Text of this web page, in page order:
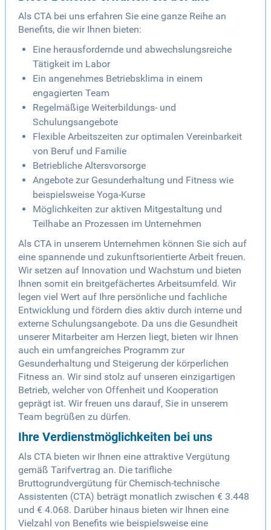
Als CTA bei uns erfahren Sie eine ganze Reihe an
Benefits, die wir Ihnen bieten:
Eine herausfordernde und abwechslungsreiche
Tätigkeit im Labor
Ein angenehmes Betriebsklima in einem
engagierten Team
Regelmäßige Weiterbildungs- und
Schulungsangebote
Flexible Arbeitszeiten zur optimalen Vereinbarkeit
von Beruf und Familie
Betriebliche Altersvorsorge
Angebote zur Gesunderhaltung und Fitness wie
beispielsweise Yoga-Kurse
Möglichkeiten zur aktiven Mitgestaltung und
Teilhabe an Prozessen im Unternehmen
Als CTA in unserem Unternehmen können Sie sich auf
eine spannende und zukunftsorientierte Arbeit freuen.
Wir setzen auf Innovation und Wachstum und bieten
Ihnen somit ein breitgefächertes Arbeitsumfeld. Wir
legen viel Wert auf Ihre persönliche und fachliche
Entwicklung und fördern dies aktiv durch interne und
externe Schulungsangebote. Da uns die Gesundheit
unserer Mitarbeiter am Herzen liegt, bieten wir Ihnen
auch ein umfangreiches Programm zur
Gesunderhaltung und Steigerung der körperlichen
Fitness an. Wir sind stolz auf unseren einzigartigen
Betrieb, welcher von Offenheit und Kooperation
geprägt ist. Wir freuen uns darauf, Sie in unserem
Team begrüßen zu dürfen.
Ihre Verdienstmöglichkeiten bei uns
Als CTA bieten wir Ihnen eine attraktive Vergütung
gemäß Tarifvertrag an. Die tarifliche
Bruttogrundvergütung für Chemisch-technische
Assistenten (CTA) beträgt monatlich zwischen € 3.448
und € 4.068. Darüber hinaus bieten wir Ihnen eine
Vielzahl von Benefits wie beispielsweise eine